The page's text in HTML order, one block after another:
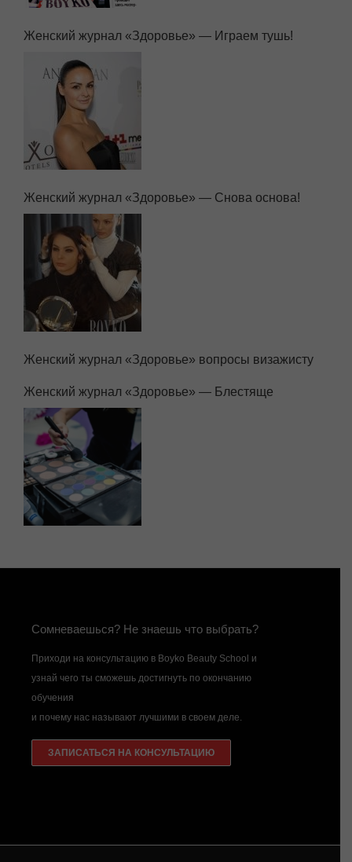
Женский журнал «Здоровье» — Играем тушь!
Женский журнал «Здоровье» — Снова основа!
Женский журнал «Здоровье» вопросы визажисту
Женский журнал «Здоровье» — Блестяще
Сомневаешься? Не знаешь что выбрать?
Приходи на консультацию в Boyko Beauty School и
узнай чего ты сможешь достигнуть по окончанию
обучения
и почему нас называют лучшими в своем деле.
ЗАПИСАТЬСЯ НА КОНСУЛЬТАЦИЮ